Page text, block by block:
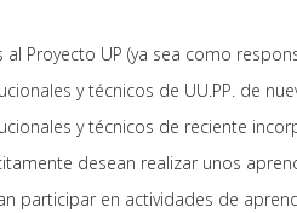
al Proyecto UP (ya sea como
y técnicos de UU.PP. de
y técnicos de reciente
desean realizar unos
participar en actividades de